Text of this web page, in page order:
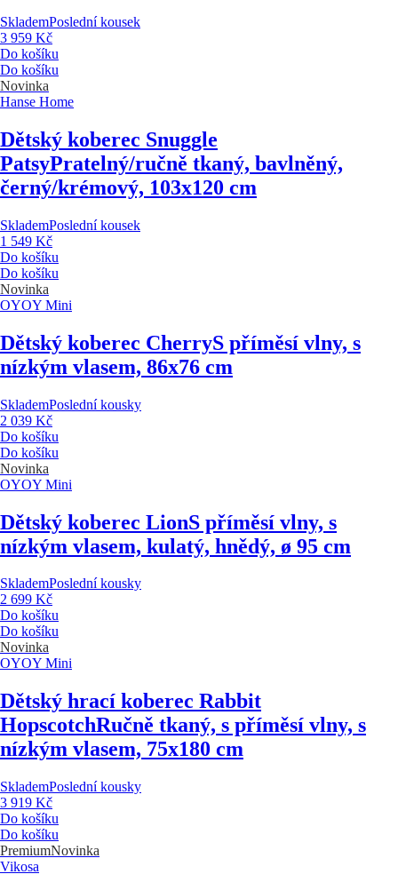
SklademPoslední kousek
3 959 Kč
Do košíku
Do košíku
Novinka
Hanse Home
Dětský koberec Snuggle
PatsyPratelný/ručně tkaný, bavlněný,
černý/krémový, 103x120 cm
SklademPoslední kousek
1 549 Kč
Do košíku
Do košíku
Novinka
OYOY Mini
Dětský koberec CherryS příměsí vlny, s
nízkým vlasem, 86x76 cm
SklademPoslední kousky
2 039 Kč
Do košíku
Do košíku
Novinka
OYOY Mini
Dětský koberec LionS příměsí vlny, s
nízkým vlasem, kulatý, hnědý, ø 95 cm
SklademPoslední kousky
2 699 Kč
Do košíku
Do košíku
Novinka
OYOY Mini
Dětský hrací koberec Rabbit
HopscotchRučně tkaný, s příměsí vlny, s
nízkým vlasem, 75x180 cm
SklademPoslední kousky
3 919 Kč
Do košíku
Do košíku
PremiumNovinka
Vikosa